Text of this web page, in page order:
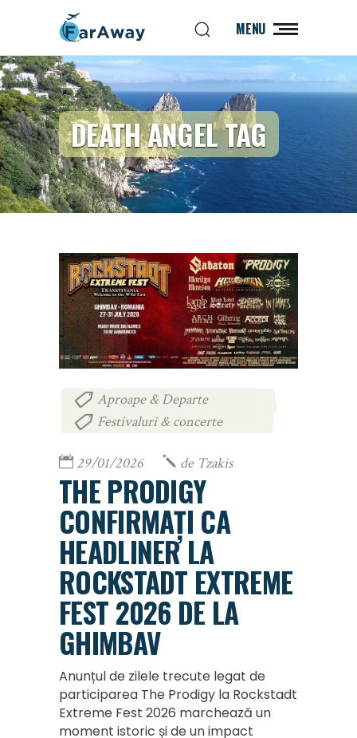
MENU
DEATH ANGEL TAG
Aproape & Departe
Festivaluri & concerte
29/01/2026 de Tzakis
THE PRODIGY
CONFIRMAȚI CA
HEADLINER LA
ROCKSTADT EXTREME
FEST 2026 DE LA
GHIMBAV
Anunțul de zilele trecute legat de
participarea The Prodigy la Rockstadt
Extreme Fest 2026 marchează un
moment istoric și de un impact